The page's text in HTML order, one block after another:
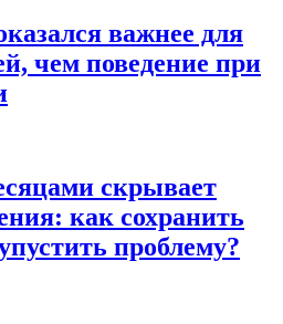
важнее для
чем поведение при
скрывает
как сохранить
проблему?